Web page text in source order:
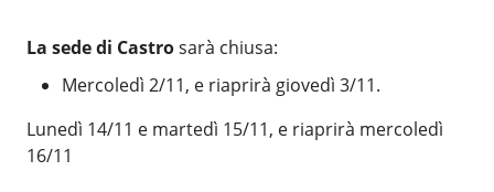
La sede di Castrosarà chiusa:
Mercoledì 2/11, e riaprirà giovedì 3/11.
Lunedì 14/11 e martedì 15/11, e riaprirà mercoledì
16/11